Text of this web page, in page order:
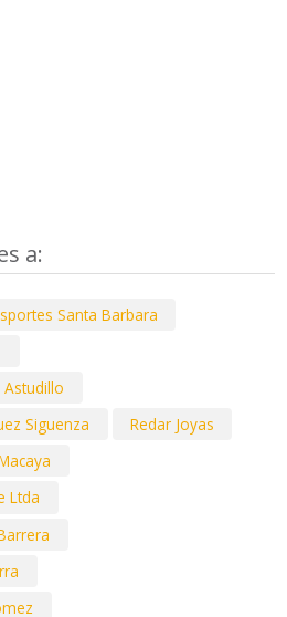
a:
Santa Barbara
Astudillo
Siguenza
Redar Joyas
Ltda